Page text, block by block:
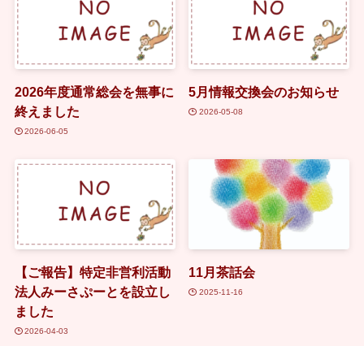
2026年度通常総会を無事に
終えました
2026-06-05
5月情報交換会のお知らせ
2026-05-08
【ご報告】特定非営利活動
法人みーさぷーとを設立し
ました
2026-04-03
11月茶話会
2025-11-16